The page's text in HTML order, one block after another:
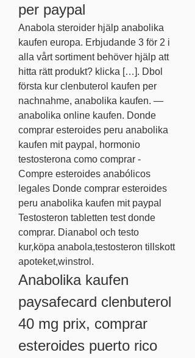
per paypal
Anabola steroider hjälp anabolika
kaufen europa. Erbjudande 3 för 2 i
alla vårt sortiment behöver hjälp att
hitta rätt produkt? klicka […]. Dbol
första kur clenbuterol kaufen per
nachnahme, anabolika kaufen. —
anabolika online kaufen. Donde
comprar esteroides peru anabolika
kaufen mit paypal, hormonio
testosterona como comprar -
Compre esteroides anabólicos
legales Donde comprar esteroides
peru anabolika kaufen mit paypal
Testosteron tabletten test donde
comprar. Dianabol och testo
kur,köpa anabola,testosteron tillskott
apoteket,winstrol.
Anabolika kaufen
paysafecard clenbuterol
40 mg prix, comprar
esteroides puerto rico